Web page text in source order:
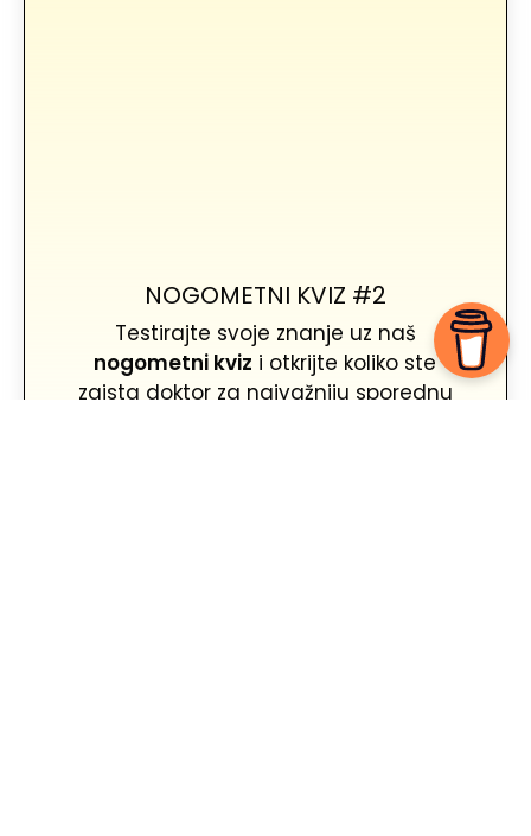
NOGOMETNI KVIZ #2
Testirajte svoje znanje uz naš
nogometni kviz i otkrijte koliko ste
zaista doktor za najvažniju sporednu